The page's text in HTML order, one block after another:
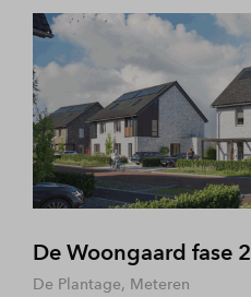
De Woongaard fase 2
De Plantage, Meteren